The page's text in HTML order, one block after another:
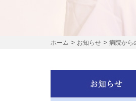
ホーム > お知らせ > 病院から